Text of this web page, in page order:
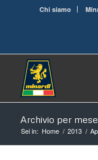
Chi siamo
Archivio per
Sei in: Home / 2013 /